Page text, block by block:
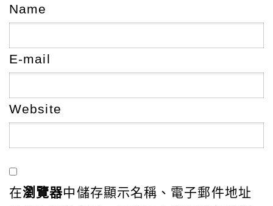
Name
E-mail
Website
在瀏覽器中儲存顯示名稱、電子郵件地址